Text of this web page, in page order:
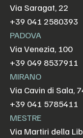
Via Saragat, 22
+39 041 2580393
PADOVA
Via Venezia, 100
+39 049 8537911
MIRANO
Via Cavin di Sala,
+39 041 5785411
MESTRE
Via Martiri della